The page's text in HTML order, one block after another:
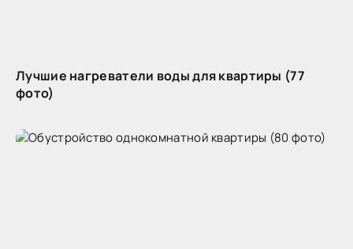
Лучшие нагреватели воды для квартиры (77
фото)